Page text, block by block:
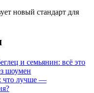
новый стандарт для
и семьянин: всё это
шоумен
что лучше —